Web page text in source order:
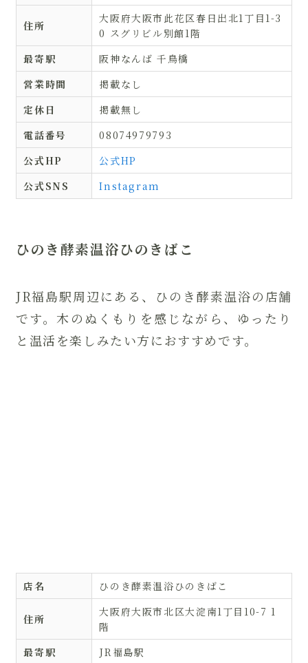
住所
大阪府大阪市此花区春日出北1丁目1-3
0 スグリビル別館1階
最寄駅
阪神なんば 千鳥橋
営業時間
掲載なし
定休日
掲載無し
電話番号
08074979793
公式HP
公式HP
公式SNS
Instagram
ひのき酵素温浴ひのきばこ
JR福島駅周辺にある、ひのき酵素温浴の店舗
です。木のぬくもりを感じながら、ゆったり
と温活を楽しみたい方におすすめです。
店名 ひのき酵素温浴ひのきばこ
住所
大阪府大阪市北区大淀南1丁目10-7 1
階
最寄駅
JR福島駅